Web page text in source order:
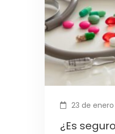
23 de
¿Es